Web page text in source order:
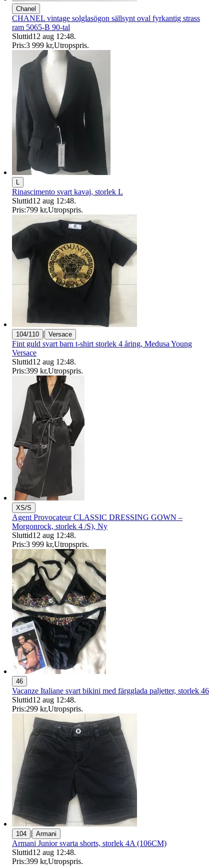
Chanel
CHANEL vintage solglasögon sällsynt oval fyrkantig strass
ram 5065-B 90-tal
Sluttid12 aug 12:48.
Pris:3 999 kr,Utropspris.
Rinascimento svart kavaj, storlek L
Sluttid12 aug 12:48.
Pris:799 kr,Utropspris.
104/110 | Versace
Fint guld svart barn t-shirt storlek 4 åring, Medusa Young
Versace
Sluttid12 aug 12:48.
Pris:399 kr,Utropspris.
XS/S
Agent Provocateur CLASSIC DRESSING GOWN –
Morgonrock, storlek 4 /S), Ny
Sluttid12 aug 12:48.
Pris:3 999 kr,Utropspris.
46
Vacanze Italiane svart bikini med färgglada paljetter, storlek 46
Sluttid12 aug 12:48.
Pris:299 kr,Utropspris.
104 | Armani
Armani Junior svarta shorts, storlek 4A (106CM)
Sluttid12 aug 12:48.
Pris:399 kr,Utropspris.